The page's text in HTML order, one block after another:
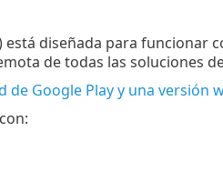
diseñada para funcionar
de todas las soluciones de
de Google Play y una versión